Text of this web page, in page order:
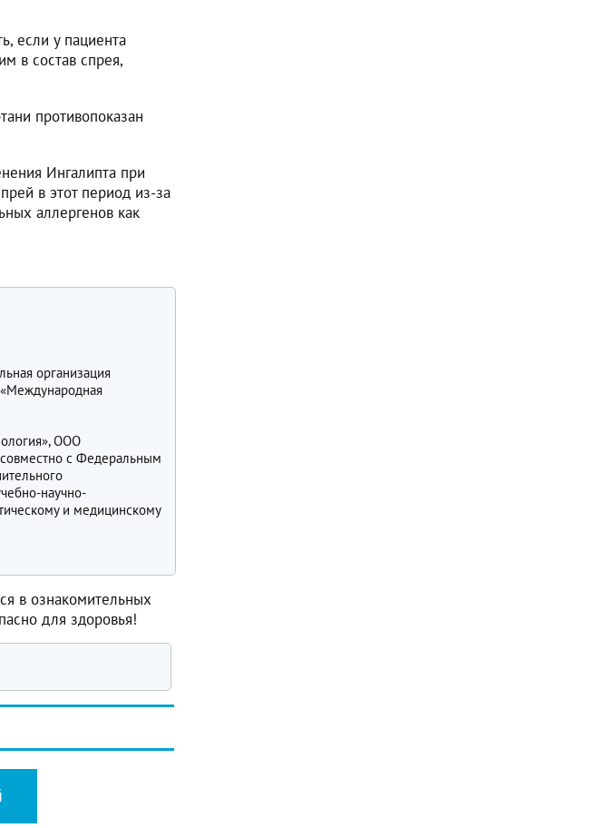
если у пациента
в состав спрея,
противопоказан
Ингалипта при
в этот период из-за
аллергенов как
организация
ООО
с Федеральным
научно-
и медицинскому
в ознакомительных
для здоровья!